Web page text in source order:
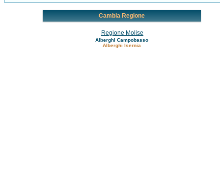
Cambia Regione
Regione Molise
Alberghi Campobasso
Alberghi Isernia